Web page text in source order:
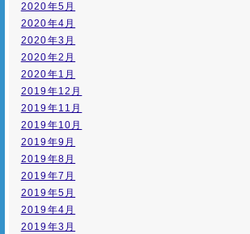
2020年5月
2020年4月
2020年3月
2020年2月
2020年1月
2019年12月
2019年11月
2019年10月
2019年9月
2019年8月
2019年7月
2019年5月
2019年4月
2019年3月